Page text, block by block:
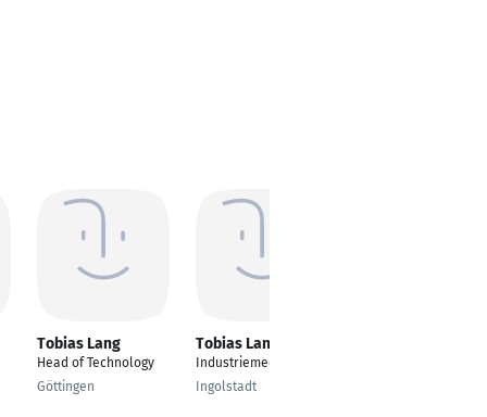
Tobias Lang
Head of Technology
Göttingen
Tobias Lang
Industriemechaniker
Ingolstadt